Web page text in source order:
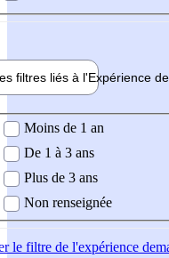
filtres liés à l'Expérience
demandée
Moins de 1 an
De 1 à 3 ans
Plus de 3 ans
Non renseignée
le filtre de l'expérience